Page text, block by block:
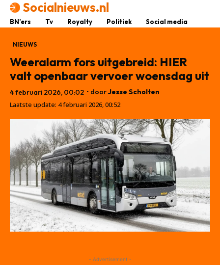
Socialnieuws.nl
BN’ers Tv Royalty Politiek Social media
NIEUWS
Weeralarm fors uitgebreid: HIER
valt openbaar vervoer woensdag uit
4 februari 2026, 00:02 • doorJesse Scholten
Laatste update: 4 februari 2026, 00:52
- Advertisement -